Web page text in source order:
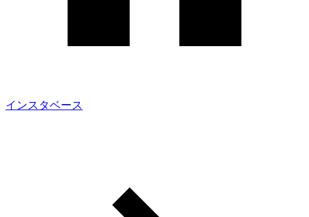
インスタベース